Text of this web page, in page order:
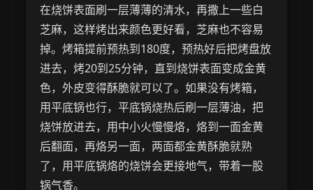
在烧饼表面刷一层薄薄的清水，再撒上一些白
芝麻，这样烤出来颜色更好看，芝麻也不容易
掉。烤箱提前预热到180度，预热好后把烤盘放
进去，烤20到25分钟，直到烧饼表面变成金黄
色，外皮变得酥脆就可以了。如果没有烤箱，
用平底锅也行，平底锅烧热后刷一层薄油，把
烧饼放进去，用中小火慢慢烙，烙到一面金黄
后翻面，再烙另一面，两面都金黄酥脆就熟
了，用平底锅烙的烧饼会更接地气，带着一股
锅气香。